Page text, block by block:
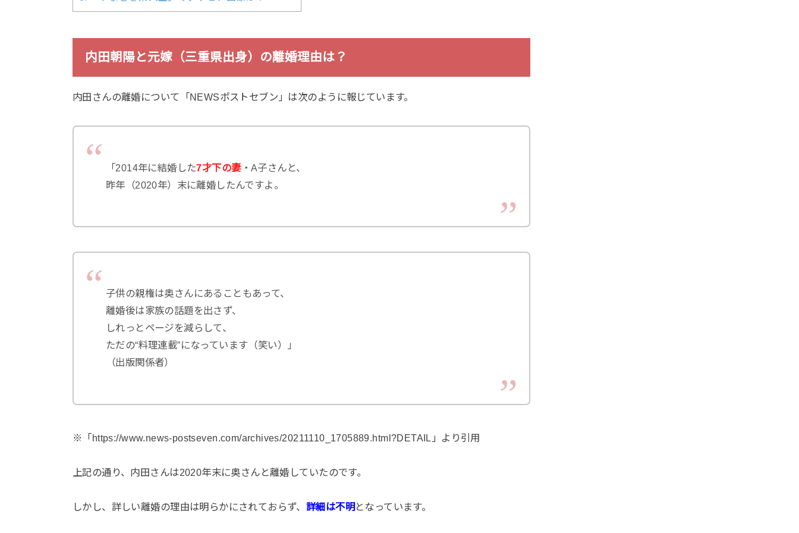
内田朝陽と元嫁（三重県出身）の離婚理由は？
内田さんの離婚について「NEWSポストセブン」は次のように報じています。
「2014年に結婚した7才下の妻・A子さんと、
昨年（2020年）末に離婚したんですよ。
子供の親権は奥さんにあることもあって、
離婚後は家族の話題を出さず、
しれっとページを減らして、
ただの“料理連載”になっています（笑い）」
（出版関係者）
※「https://www.news-postseven.com/archives/20211110_1705889.html?DETAIL」より引用
上記の通り、内田さんは2020年末に奥さんと離婚していたのです。
しかし、詳しい離婚の理由は明らかにされておらず、 詳細は不明 となっています。